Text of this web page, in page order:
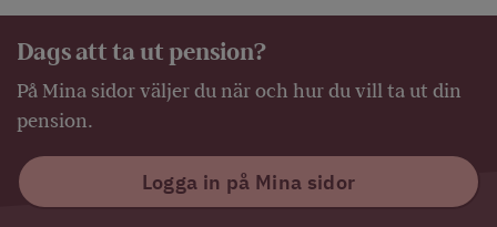
Dags att ta ut pension?
På Mina sidor väljer du när och hur du vill ta ut din
pension.
Logga in på Mina sidor